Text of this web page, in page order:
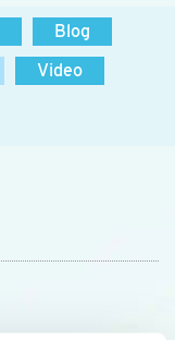
Blog
Video